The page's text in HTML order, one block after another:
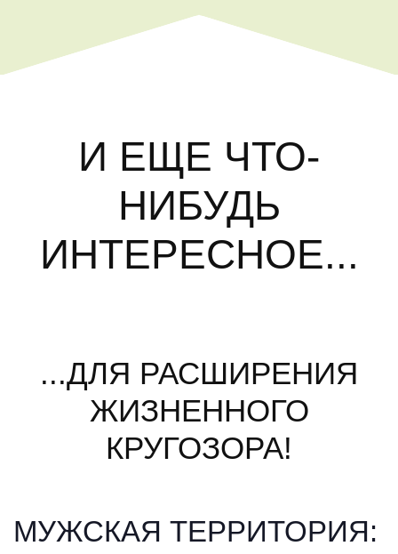
И ЕЩЕ ЧТО-
НИБУДЬ
ИНТЕРЕСНОЕ...
...ДЛЯ РАСШИРЕНИЯ
ЖИЗНЕННОГО
КРУГОЗОРА!
МУЖСКАЯ ТЕРРИТОРИЯ: